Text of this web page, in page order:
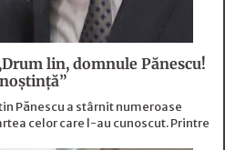
lin, domnule Pănescu!
Pănescu a stârnit numeroase
celor care l-au cunoscut. Printre